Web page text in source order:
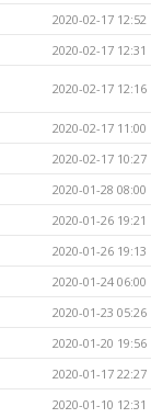
2020-02-17 12:52
2020-02-17 12:31
2020-02-17 12:16
2020-02-17 11:00
2020-02-17 10:27
2020-01-28 08:00
2020-01-26 19:21
2020-01-26 19:13
2020-01-24 06:00
2020-01-23 05:26
2020-01-20 19:56
2020-01-17 22:27
2020-01-10 12:31